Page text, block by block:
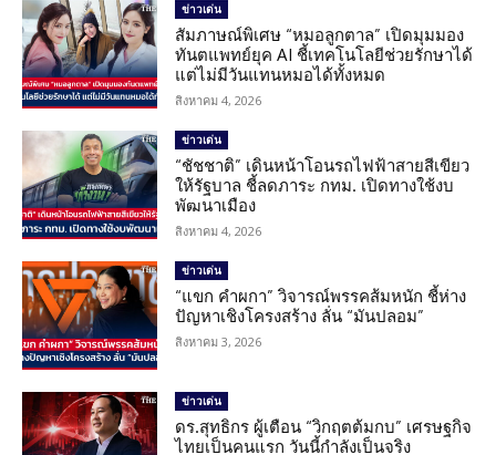
ข่าวเด่น
สัมภาษณ์พิเศษ “หมอลูกตาล” เปิดมุมมอง
ทันตแพทย์ยุค AI ชี้เทคโนโลยีช่วยรักษาได้
แต่ไม่มีวันแทนหมอได้ทั้งหมด
สิงหาคม 4, 2026
ข่าวเด่น
“ชัชชาติ” เดินหน้าโอนรถไฟฟ้าสายสีเขียว
ให้รัฐบาล ชี้ลดภาระ กทม. เปิดทางใช้งบ
พัฒนาเมือง
สิงหาคม 4, 2026
ข่าวเด่น
“แขก คำผกา” วิจารณ์พรรคส้มหนัก ชี้ห่าง
ปัญหาเชิงโครงสร้าง ลั่น “มันปลอม”
สิงหาคม 3, 2026
ข่าวเด่น
ดร.สุทธิกร ผู้เตือน “วิกฤตต้มกบ” เศรษฐกิจ
ไทยเป็นคนแรก วันนี้กำลังเป็นจริง